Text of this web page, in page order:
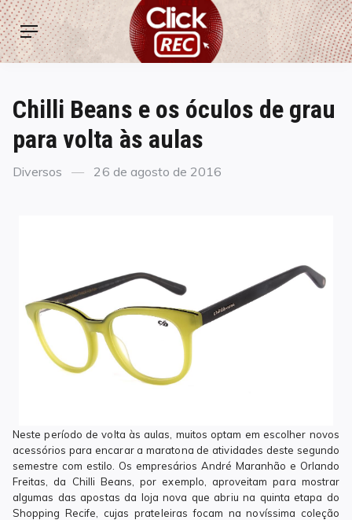
Skip
to
content
ClickREC
Menu
Chilli Beans e os óculos de grau
para volta às aulas
Categories
Diversos
Posted
26 de agosto de 2016
Neste período de volta às aulas, muitos optam em escolher novos
acessórios para encarar a maratona de atividades deste segundo
semestre com estilo. Os empresários André Maranhão e Orlando
Freitas, da Chilli Beans, por exemplo, aproveitam para mostrar
algumas das apostas da loja nova que abriu na quinta etapa do
Shopping Recife, cujas prateleiras focam na novíssima coleção